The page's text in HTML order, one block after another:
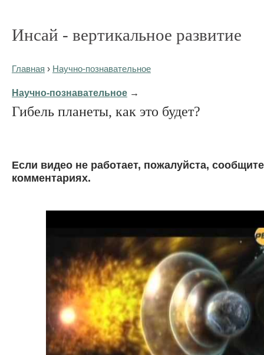
Инсай - вертикальное развитие
Главная › Научно-познавательное
Научно-познавательное →
Гибель планеты, как это будет?
Eсли видео не работает, пожалуйста,
комментариях.